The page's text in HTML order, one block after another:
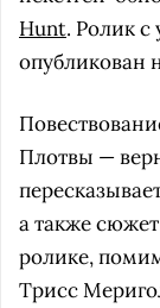
Hunt. Ролик с
опубликован
Плотвы —
а также сюжет
ролике,
Трисс